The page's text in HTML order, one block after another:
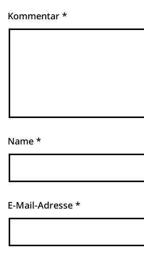
Kommentar *
Name *
E-Mail-Adresse *